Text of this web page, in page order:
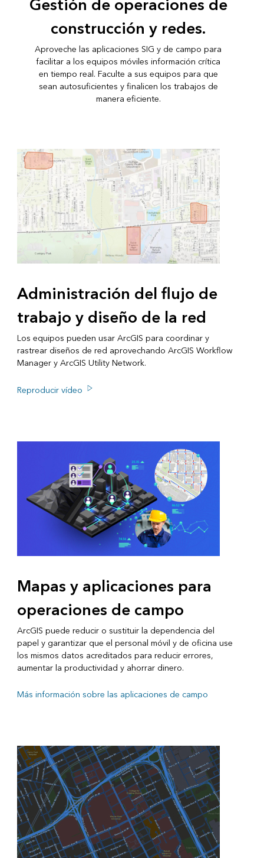
construcción y redes.
Aproveche las aplicaciones SIG y de campo para
facilitar a los equipos móviles información crítica
en tiempo real. Faculte a sus equipos para que
sean autosuficientes y finalicen los trabajos de
manera eficiente.
Administración del flujo de
trabajo y diseño de la red
Los equipos pueden usar ArcGIS para coordinar y
rastrear diseños de red aprovechando ArcGIS Workflow
Manager y ArcGIS Utility Network.
Reproducir vídeo
Mapas y aplicaciones para
operaciones de campo
ArcGIS puede reducir o sustituir la dependencia del
papel y garantizar que el personal móvil y de oficina use
los mismos datos acreditados para reducir errores,
aumentar la productividad y ahorrar dinero.
Más información sobre las aplicaciones de campo